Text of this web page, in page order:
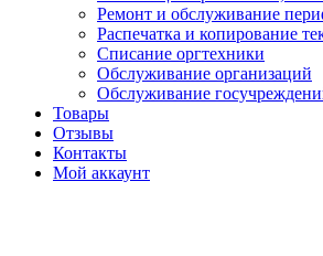
Ремонт и обслуживание
Распечатка и копирование
Списание оргтехники
Обслуживание организаций
Обслуживание
Товары
Отзывы
Контакты
Мой аккаунт